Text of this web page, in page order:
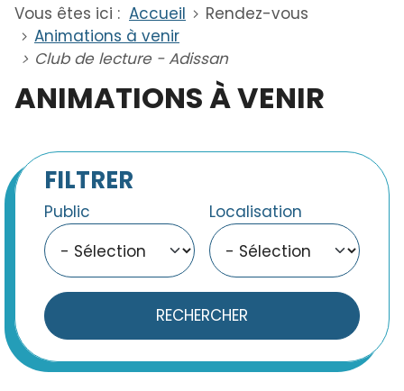
Vous êtes ici : Accueil
Rendez-vous
Animations à venir
Club de lecture - Adissan
ANIMATIONS À VENIR
FILTRER
Public Localisation
RECHERCHER